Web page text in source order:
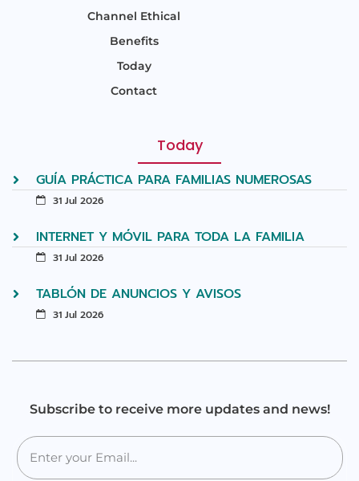
Channel Ethical
Benefits
Today
Contact
Today
GUÍA PRÁCTICA PARA FAMILIAS NUMEROSAS
31 Jul 2026
INTERNET Y MÓVIL PARA TODA LA FAMILIA
31 Jul 2026
TABLÓN DE ANUNCIOS Y AVISOS
31 Jul 2026
Subscribe to receive more updates and news!